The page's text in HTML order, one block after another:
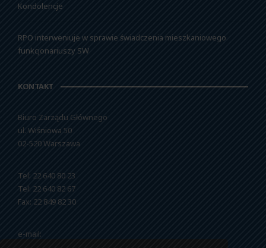
Kondolencje
RPO interweniuje w sprawie świadczenia mieszkaniowego
funkcjonariuszy SW
KONTAKT
Biuro Zarządu Głównego
ul. Wiśniowa 50
02-520 Warszawa
Tel: 22 640 80 23
Tel: 22 640 82 67
Fax: 22 849 82 30
e-mail: